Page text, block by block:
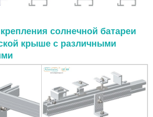
солнечной батареи
крыше с различными